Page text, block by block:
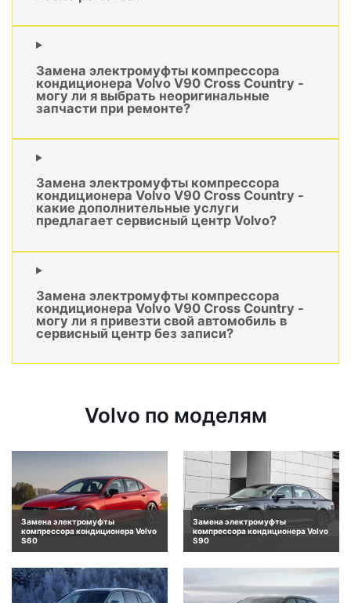
Замена электромуфты компрессора
кондиционера Volvo V90 Cross Country -
могу ли я выбрать неоригинальные
запчасти при ремонте?
Замена электромуфты компрессора
кондиционера Volvo V90 Cross Country -
какие дополнительные услуги
предлагает сервисный центр Volvo?
Замена электромуфты компрессора
кондиционера Volvo V90 Cross Country -
могу ли я привезти свой автомобиль в
сервисный центр без записи?
Volvo по моделям
Замена электромуфты
компрессора кондиционера Volvo
S60
Замена электромуфты
компрессора кондиционера Volvo
S90